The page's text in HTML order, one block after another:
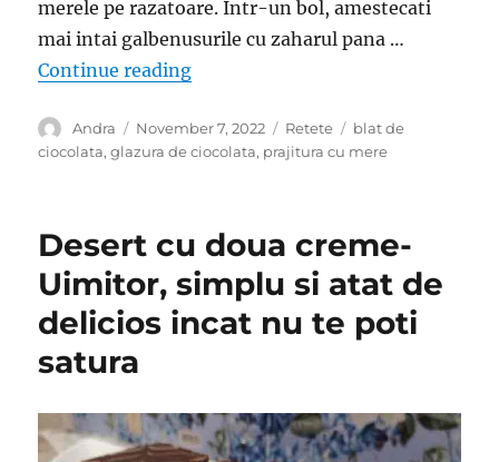
merele pe razatoare. Intr-un bol, amestecati
mai intai galbenusurile cu zaharul pana …
Continue reading“Prajitura cu mere si glazura de
Author
Andra
Posted
on
November 7, 2022 Categories
Retete Tags
blat de
ciocolata,glazura de ciocolata, prajitura cu mere
Desert cu doua creme-
Uimitor, simplu si atat de
delicios incat nu te poti
satura